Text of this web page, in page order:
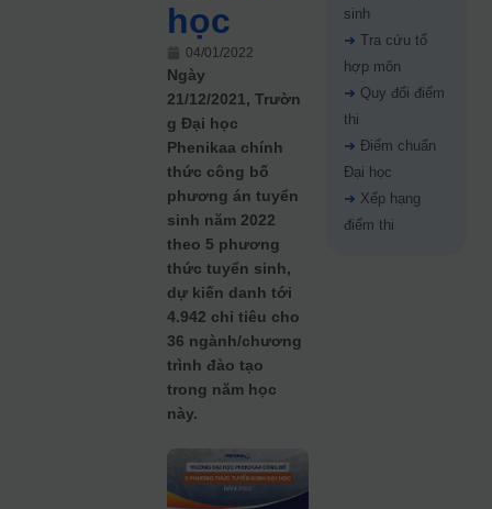
học
04/01/2022
Ngày
21/12/2021, Trườn
g Đại học
Phenikaa chính
thức công bố
phương án tuyển
sinh năm 2022
theo 5 phương
thức tuyển sinh,
dự kiến danh tới
4.942 chỉ tiêu cho
36 ngành/chương
trình đào tạo
trong năm học
này.
sinh
➜ Tra cứu tổ
hợp môn
➜ Quy đổi điểm
thi
➜ Điểm chuẩn
Đại học
➜ Xếp hạng
điểm thi